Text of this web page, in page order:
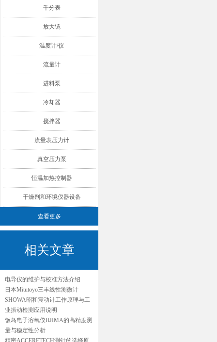
千分表
放大镜
温度计/仪
流量计
进料泵
冷却器
搅拌器
流量表压力计
真空压力泵
恒温加热控制器
干燥剂和环境仪器设备
查看更多
相关文章
电导仪的维护与校准方法介绍
日本Mitutoyo三丰线性测微计
SHOWA昭和震动计工作原理与工
业振动检测应用说明
饭岛电子溶氧仪IIJIMA的高精度测
量与稳定性分析
精密ACCERETECH测针的选择原